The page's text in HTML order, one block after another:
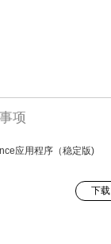
项
应用程序（稳定版)
下载